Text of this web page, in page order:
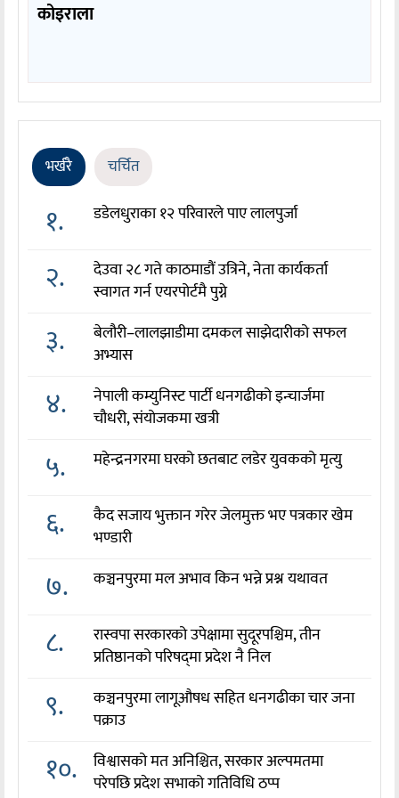
कोइराला
भर्खरै चर्चित
१. डडेलधुराका १२ परिवारले पाए लालपुर्जा
२.
देउवा २८ गते काठमाडौं उत्रिने, नेता कार्यकर्ता
स्वागत गर्न एयरपोर्टमै पुग्ने
३.
बेलौरी–लालझाडीमा दमकल साझेदारीको सफल
अभ्यास
४.
नेपाली कम्युनिस्ट पार्टी धनगढीको इन्चार्जमा
चौधरी, संयोजकमा खत्री
५. महेन्द्रनगरमा घरको छतबाट लडेर युवकको मृत्यु
६.
कैद सजाय भुक्तान गरेर जेलमुक्त भए पत्रकार खेम
भण्डारी
७. कञ्चनपुरमा मल अभाव किन भन्ने प्रश्न यथावत
८.
रास्वपा सरकारको उपेक्षामा सुदूरपश्चिम, तीन
प्रतिष्ठानको परिषद्‌मा प्रदेश नै निल
९.
कञ्चनपुरमा लागूऔषध सहित धनगढीका चार जना
पक्राउ
१०.
विश्वासको मत अनिश्चित, सरकार अल्पमतमा
परेपछि प्रदेश सभाको गतिविधि ठप्प